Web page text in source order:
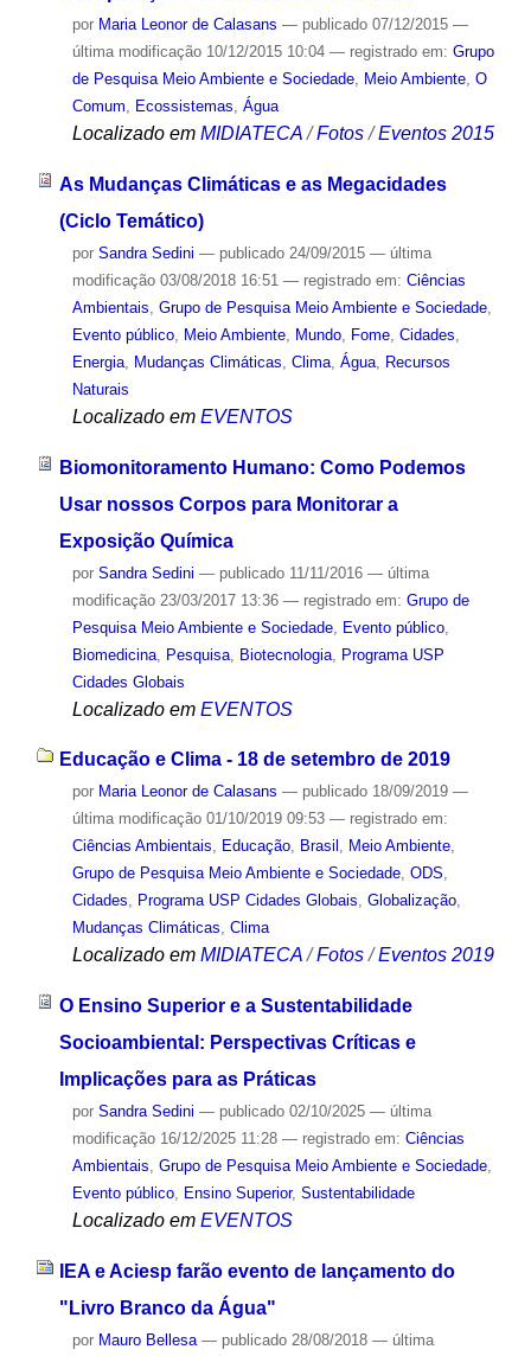
por Maria Leonor de Calasans — publicado07/12/2015 —
última modificação10/12/2015 10:04 — registrado em: Grupo
de Pesquisa Meio Ambiente e Sociedade, Meio Ambiente, O
Comum, Ecossistemas, Água
Localizado em MIDIATECA /Fotos /Eventos 2015
As Mudanças Climáticas e as Megacidades
(Ciclo Temático)
por Sandra Sedini — publicado24/09/2015 — última
modificação03/08/2018 16:51 — registrado em: Ciências
Ambientais, Grupo de Pesquisa Meio Ambiente e Sociedade,
Evento público, Meio Ambiente, Mundo, Fome, Cidades,
Energia, Mudanças Climáticas, Clima, Água, Recursos
Naturais
Localizado em EVENTOS
Biomonitoramento Humano: Como Podemos
Usar nossos Corpos para Monitorar a
Exposição Química
por Sandra Sedini — publicado11/11/2016 — última
modificação23/03/2017 13:36 — registrado em: Grupo de
Pesquisa Meio Ambiente e Sociedade, Evento público,
Biomedicina, Pesquisa, Biotecnologia, Programa USP
Cidades Globais
Localizado em EVENTOS
Educação e Clima - 18 de setembro de 2019
por Maria Leonor de Calasans — publicado18/09/2019 —
última modificação01/10/2019 09:53 — registrado em:
Ciências Ambientais, Educação, Brasil , Meio Ambiente,
Grupo de Pesquisa Meio Ambiente e Sociedade, ODS,
Cidades, Programa USP Cidades Globais, Globalização,
Mudanças Climáticas, Clima
Localizado em MIDIATECA /Fotos /Eventos 2019
O Ensino Superior e a Sustentabilidade
Socioambiental: Perspectivas Críticas e
Implicações para as Práticas
por Sandra Sedini — publicado02/10/2025 — última
modificação16/12/2025 11:28 — registrado em: Ciências
Ambientais, Grupo de Pesquisa Meio Ambiente e Sociedade,
Evento público, Ensino Superior, Sustentabilidade
Localizado em EVENTOS
IEA e Aciesp farão evento de lançamento do
"Livro Branco da Água"
por Mauro Bellesa — publicado28/08/2018 — última